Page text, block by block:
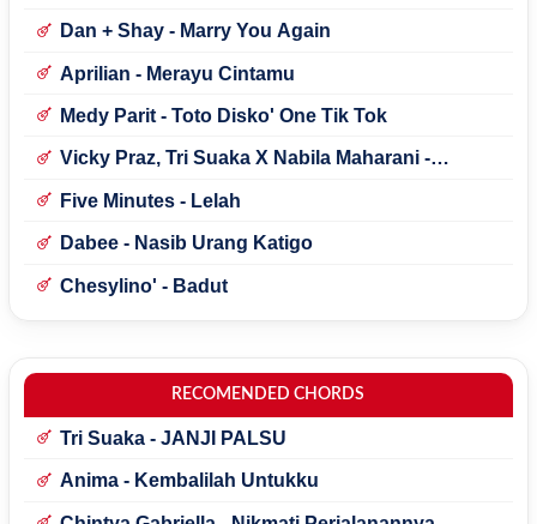
Dan + Shay - Marry You Again
Aprilian - Merayu Cintamu
Medy Parit - Toto Disko' One Tik Tok
Vicky Praz, Tri Suaka X Nabila Maharani -
Five Minutes - Lelah
Dabee - Nasib Urang Katigo
Chesylino' - Badut
RECOMENDED CHORDS
Tri Suaka - JANJI PALSU
Anima - Kembalilah Untukku